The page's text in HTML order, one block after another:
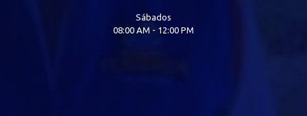
Sábados
08:00 AM - 12:00 PM